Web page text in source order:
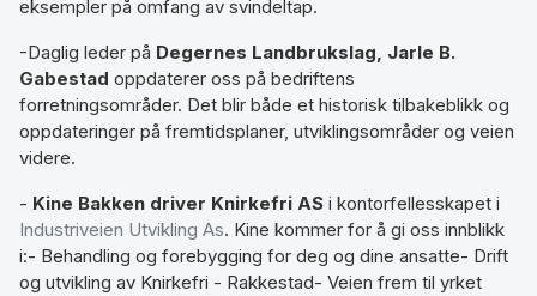
eksempler på omfang av svindeltap.
-Daglig leder på Degernes Landbrukslag, Jarle B.
Gabestad oppdaterer oss på bedriftens
forretningsområder. Det blir både et historisk tilbakeblikk og
oppdateringer på fremtidsplaner, utviklingsområder og veien
videre.
- Kine Bakken driver Knirkefri AS i kontorfellesskapet i
Industriveien Utvikling As. Kine kommer for å gi oss innblikk
i:- Behandling og forebygging for deg og dine ansatte- Drift
og utvikling av Knirkefri - Rakkestad- Veien frem til yrket